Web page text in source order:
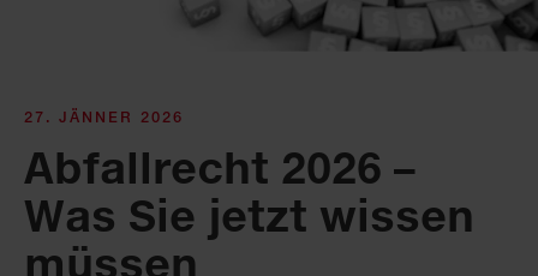
27. JÄNNER 2026
Abfallrecht 2026 –
Was Sie jetzt wissen
müssen